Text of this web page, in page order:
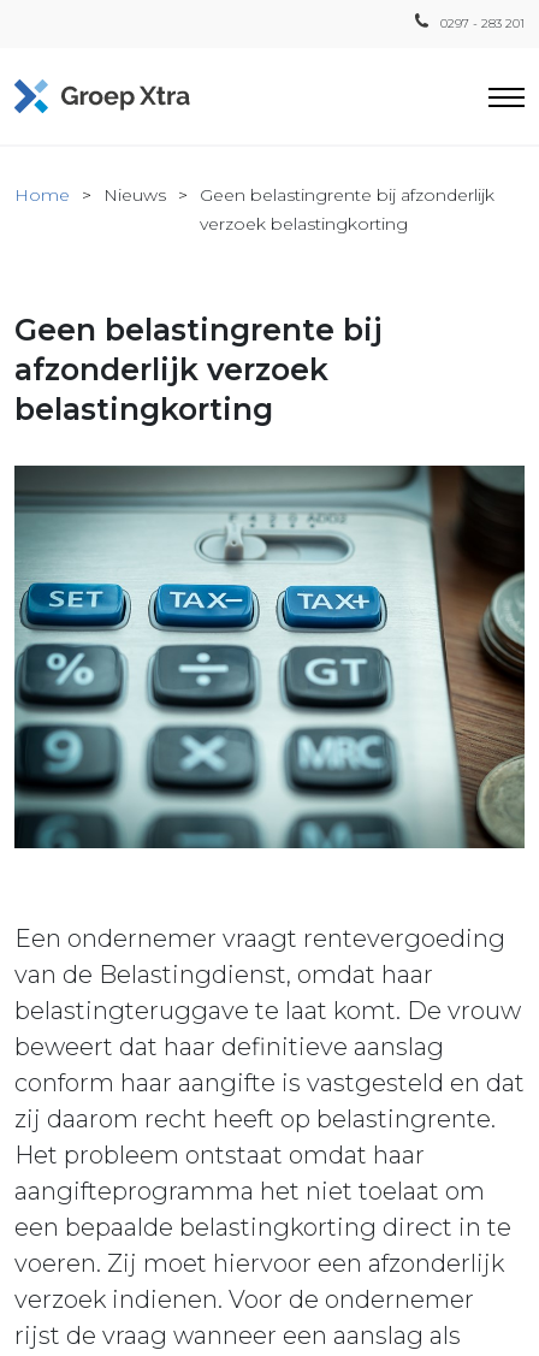
0297 - 283 201
Loon
Xtra
Home Nieuws
Geen belastingrente bij afzonderlijk
verzoek belastingkorting
Geen belastingrente bij
afzonderlijk verzoek
belastingkorting
Een ondernemer vraagt rentevergoeding
van de Belastingdienst, omdat haar
belastingteruggave te laat komt. De vrouw
beweert dat haar definitieve aanslag
conform haar aangifte is vastgesteld en dat
zij daarom recht heeft op belastingrente.
Het probleem ontstaat omdat haar
aangifteprogramma het niet toelaat om
een bepaalde belastingkorting direct in te
voeren. Zij moet hiervoor een afzonderlijk
verzoek indienen. Voor de ondernemer
rijst de vraag wanneer een aanslag als